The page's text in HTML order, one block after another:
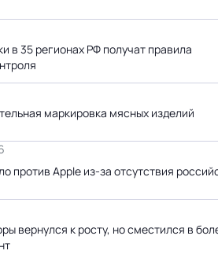
в 35 регионах РФ получат правила
маркировка мясных изделий
против Apple из-за отсутствия
вернулся к росту, но сместился в